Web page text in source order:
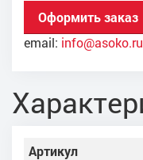
Оформить заказ
email: info@asoko.ru
Артикул